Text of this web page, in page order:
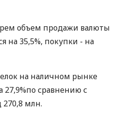
объем продажи валюты
на 35,5%, покупки - на
на наличном рынке
27,9%по сравнению с
млн.